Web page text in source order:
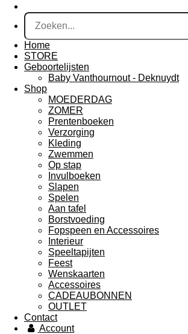
Home
STORE
Geboortelijsten
Baby Vanthournout - Deknuydt
Shop
MOEDERDAG
ZOMER
Prentenboeken
Verzorging
Kleding
Zwemmen
Op stap
Invulboeken
Slapen
Spelen
Aan tafel
Borstvoeding
Fopspeen en Accessoires
Interieur
Speeltapijten
Feest
Wenskaarten
Accessoires
CADEAUBONNEN
OUTLET
Contact
Account